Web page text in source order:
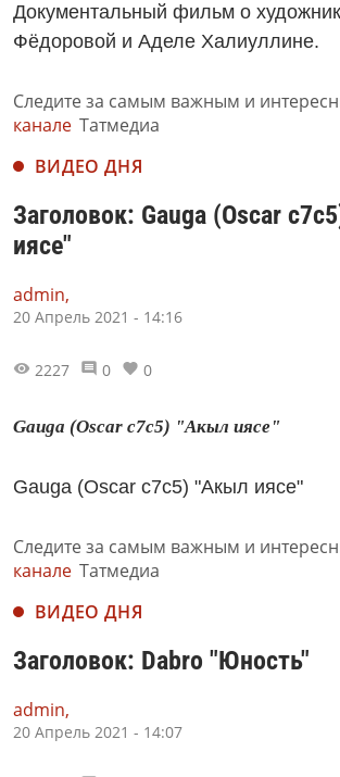
Документальный фильм о
Фёдоровой и Аделе Халиуллине.
Следите за самым важным и
канале Татмедиа
ВИДЕО ДНЯ
Заголовок: Gauga (Oscar
иясе"
admin,
20 Апрель 2021 - 14:16
2227 0 0
Gauga (Oscar c7c5) "Акыл иясе"
Gauga (Oscar c7c5) "Акыл иясе"
Следите за самым важным и
канале Татмедиа
ВИДЕО ДНЯ
Заголовок: Dabro "Юность"
admin,
20 Апрель 2021 - 14:07